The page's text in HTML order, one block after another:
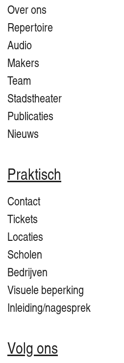
Over ons
Repertoire
Audio
Makers
Team
Stadstheater
Publicaties
Nieuws
Praktisch
Contact
Tickets
Locaties
Scholen
Bedrijven
Visuele beperking
Inleiding/nagesprek
Volg ons